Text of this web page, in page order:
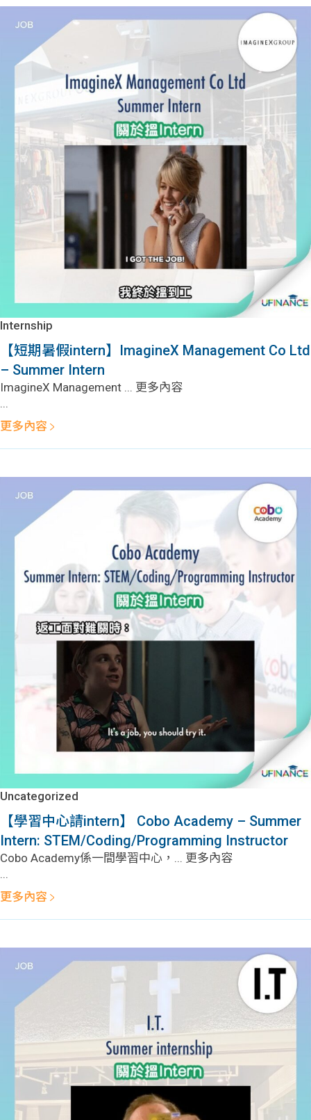
Internship
【短期暑假intern】ImagineX Management Co Ltd
– Summer Intern
ImagineX Management ... 更多內容
...
更多內容
Uncategorized
【學習中心請intern】 Cobo Academy – Summer
Intern: STEM/Coding/Programming Instructor
Cobo Academy係一間學習中心，... 更多內容
...
更多內容